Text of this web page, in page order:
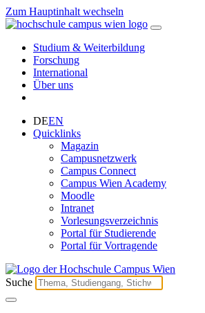
Zum Hauptinhalt wechseln
Studium & Weiterbildung
Forschung
International
Über uns
DEEN
Quicklinks
Magazin
Campusnetzwerk
Campus Connect
Campus Wien Academy
Moodle
Intranet
Vorlesungsverzeichnis
Portal für Studierende
Portal für Vortragende
Suche